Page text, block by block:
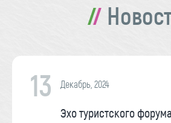
13 Декабрь, 2024
Эхо туристского форума